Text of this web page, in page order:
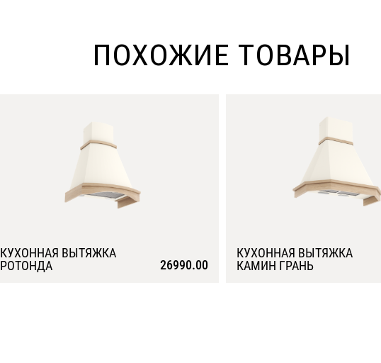
ПОХОЖИЕ ТОВАРЫ
КУХОННАЯ ВЫТЯЖКА
РОТОНДА
26990.00
КУХОННАЯ ВЫТЯЖКА
КАМИН ГРАНЬ